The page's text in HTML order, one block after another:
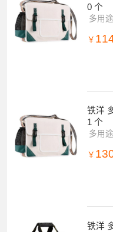
0 个
多用
￥
铁洋
1 个
多用
￥
铁洋